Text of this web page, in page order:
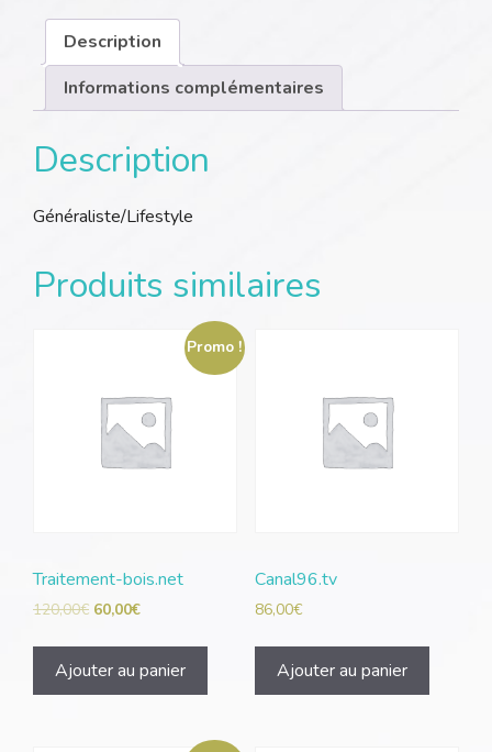
Description
Informations complémentaires
Description
Généraliste/Lifestyle
Produits similaires
Promo !
Traitement-bois.net
120,00€ 60,00€
Ajouter au panier
Canal96.tv
86,00€
Ajouter au panier